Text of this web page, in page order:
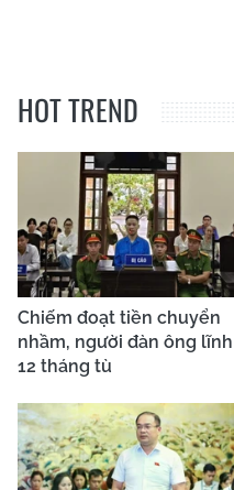
HOT TREND
Chiếm đoạt tiền chuyển
nhầm, người đàn ông lĩnh
12 tháng tù